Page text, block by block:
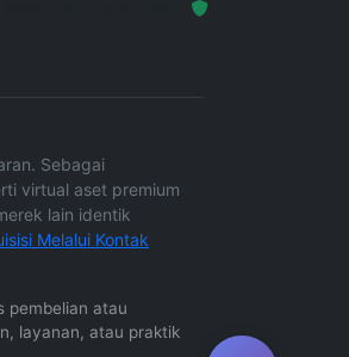
Sebagai
virtual aset premium
lain identik
Melalui Kontak
pembelian atau
layanan, atau praktik